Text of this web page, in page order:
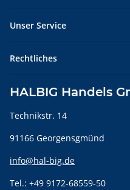
Unser Service
Rechtliches
HALBIG Handels
Technikstr. 14
91166 Georgensgmünd
info@hal-big.de
Tel.: +49 9172-68559-50